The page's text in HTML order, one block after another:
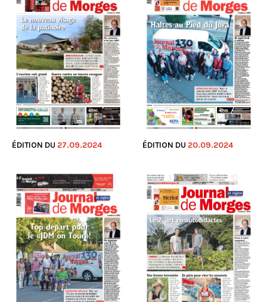
ÉDITION DU 27.09.2024 ÉDITION DU 20.09.2024